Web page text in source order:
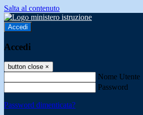
Salta al contenuto
Accedi
Accedi
button close ×
Nome Utente
Password
Password dimenticata?